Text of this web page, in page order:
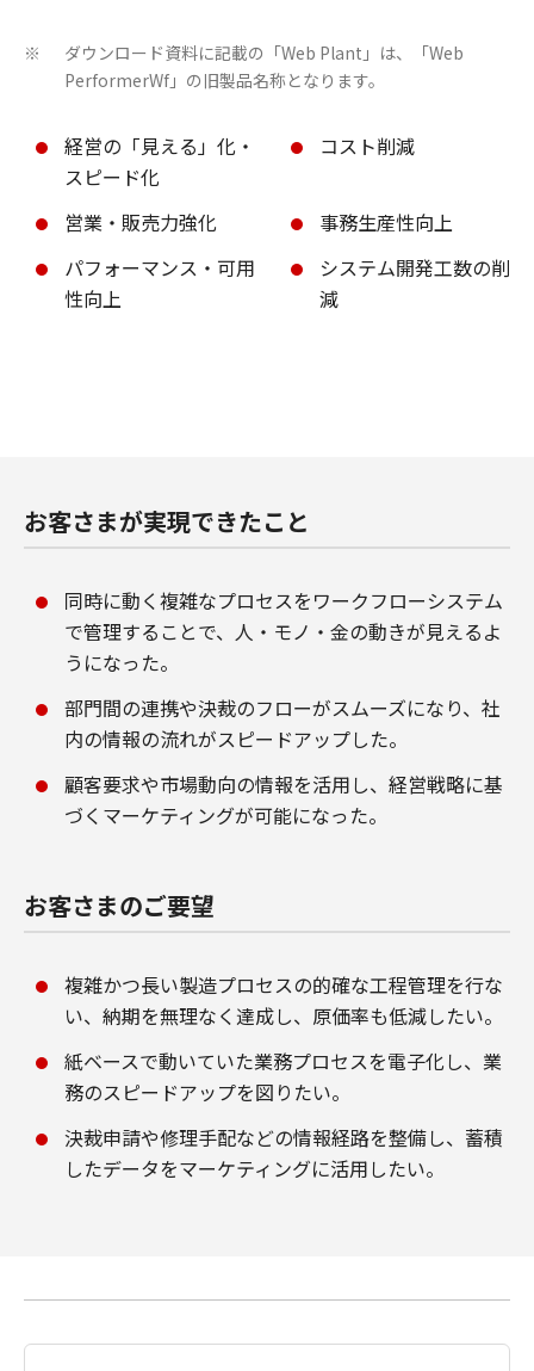
※
ダウンロード資料に記載の「Web Plant」は、「Web
PerformerWf」の旧製品名称となります。
経営の「見える」化・
スピード化
コスト削減
営業・販売力強化
事務生産性向上
パフォーマンス・可用
性向上
システム開発工数の削
減
お客さまが実現できたこと
同時に動く複雑なプロセスをワークフローシステム
で管理することで、人・モノ・金の動きが見えるよ
うになった。
部門間の連携や決裁のフローがスムーズになり、社
内の情報の流れがスピードアップした。
顧客要求や市場動向の情報を活用し、経営戦略に基
づくマーケティングが可能になった。
お客さまのご要望
複雑かつ長い製造プロセスの的確な工程管理を行な
い、納期を無理なく達成し、原価率も低減したい。
紙ベースで動いていた業務プロセスを電子化し、業
務のスピードアップを図りたい。
決裁申請や修理手配などの情報経路を整備し、蓄積
したデータをマーケティングに活用したい。